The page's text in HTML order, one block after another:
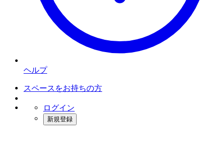
ヘルプ
スペースをお持ちの方
ログイン
新規登録